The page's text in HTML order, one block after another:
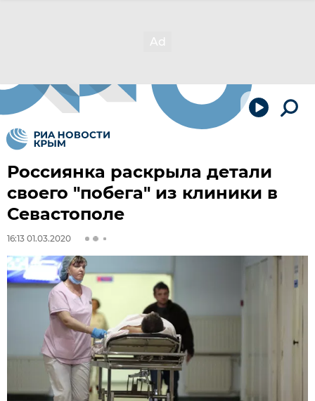
Россиянка раскрыла детали
своего "побега" из клиники в
Севастополе
16:13 01.03.2020